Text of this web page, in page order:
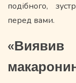
подібного,
перед вами.